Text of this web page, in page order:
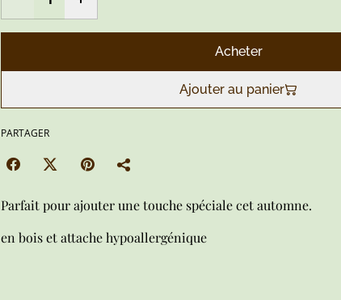
Acheter
Ajouter au panier
PARTAGER
Parfait pour ajouter une touche spéciale cet automne.
en bois et attache hypoallergénique